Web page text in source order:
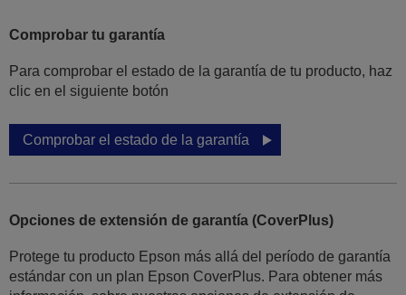
Comprobar tu garantía
Para comprobar el estado de la garantía de tu producto, haz
clic en el siguiente botón
Comprobar el estado de la garantía
Opciones de extensión de garantía (CoverPlus)
Protege tu producto Epson más allá del período de garantía
estándar con un plan Epson CoverPlus. Para obtener más